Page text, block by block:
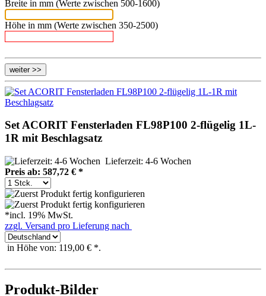
Breite in mm (Werte zwischen 500-1600)
Höhe in mm (Werte zwischen 350-2500)
Set ACORIT Fensterladen FL98P100 2-flügelig 1L-
1R mit Beschlagsatz
Lieferzeit: 4-6 Wochen
Preis ab: 587,72 € *
*incl. 19% MwSt.
zzgl. Versand pro Lieferung nach
in Höhe von: 119,00 € *.
Produkt-Bilder